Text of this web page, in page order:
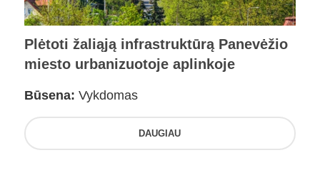
Plėtoti žaliąją infrastruktūrą Panevėžio
miesto urbanizuotoje aplinkoje
Būsena: Vykdomas
DAUGIAU